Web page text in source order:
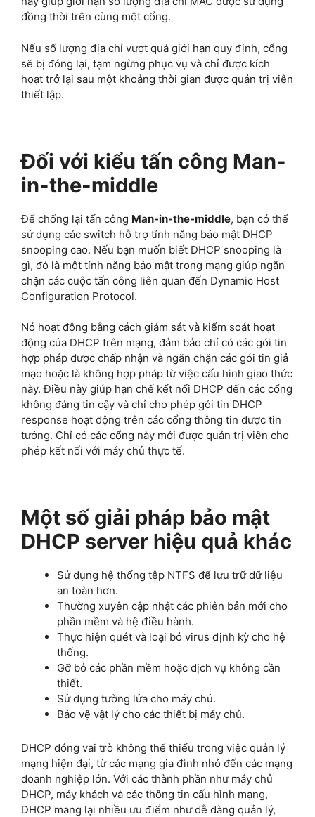
đồng thời trên cùng một cổng.
Nếu số lượng địa chỉ vượt quá giới hạn quy định, cổng
sẽ bị đóng lại, tạm ngừng phục vụ và chỉ được kích
hoạt trở lại sau một khoảng thời gian được quản trị viên
thiết lập.
Đối với kiểu tấn công Man-
in-the-middle
Để chống lại tấn công Man-in-the-middle, bạn có thể
sử dụng các switch hỗ trợ tính năng bảo mật DHCP
snooping cao. Nếu bạn muốn biết DHCP snooping là
gì, đó là một tính năng bảo mật trong mạng giúp ngăn
chặn các cuộc tấn công liên quan đến Dynamic Host
Configuration Protocol.
Nó hoạt động bằng cách giám sát và kiểm soát hoạt
động của DHCP trên mạng, đảm bảo chỉ có các gói tin
hợp pháp được chấp nhận và ngăn chặn các gói tin giả
mạo hoặc là không hợp pháp từ việc cấu hình giao thức
này. Điều này giúp hạn chế kết nối DHCP đến các cổng
không đáng tin cậy và chỉ cho phép gói tin DHCP
response hoạt động trên các cổng thông tin được tin
tưởng. Chỉ có các cổng này mới được quản trị viên cho
phép kết nối với máy chủ thực tế.
Một số giải pháp bảo mật
DHCP server hiệu quả khác
Sử dụng hệ thống tệp NTFS để lưu trữ dữ liệu
an toàn hơn.
Thường xuyên cập nhật các phiên bản mới cho
phần mềm và hệ điều hành.
Thực hiện quét và loại bỏ virus định kỳ cho hệ
thống.
Gỡ bỏ các phần mềm hoặc dịch vụ không cần
thiết.
Sử dụng tường lửa cho máy chủ.
Bảo vệ vật lý cho các thiết bị máy chủ.
DHCP đóng vai trò không thể thiếu trong việc quản lý
mạng hiện đại, từ các mạng gia đình nhỏ đến các mạng
doanh nghiệp lớn. Với các thành phần như máy chủ
DHCP, máy khách và các thông tin cấu hình mạng,
DHCP mang lại nhiều ưu điểm như dễ dàng quản lý,